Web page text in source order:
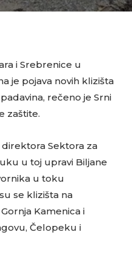
i Srebrenice u
je pojava novih klizišta
rečeno je Srni
zaštite.
Sektora za
u toj upravi Biljane
u toku
se klizišta na
Kamenica i
Čelopeku i